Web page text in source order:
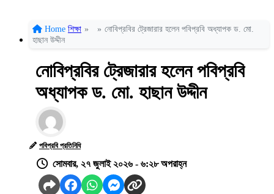
Home শিক্ষা » » নোবিপ্রবির ট্রেজারার হলেন পবিপ্রবি অধ্যাপক ড. মো.
হাছান উদ্দীন
নোবিপ্রবির ট্রেজারার হলেন পবিপ্রবি
অধ্যাপক ড. মো. হাছান উদ্দীন
পবিপ্রবি প্রতিনিধি
সোমবার, ২৭ জুলাই ২০২৬ - ৬:২৮ অপরাহ্ন